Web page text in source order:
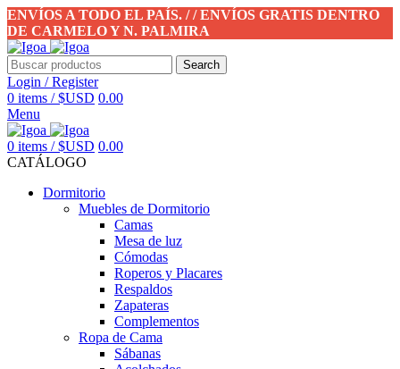
ENVÍOS A TODO EL PAÍS. / / ENVÍOS GRATIS DENTRO
DE CARMELO Y N. PALMIRA
Search
Login / Register
0 items / $USD 0.00
Menu
0 items / $USD 0.00
CATÁLOGO
Dormitorio
Muebles de Dormitorio
Camas
Mesa de luz
Cómodas
Roperos y Placares
Respaldos
Zapateras
Complementos
Ropa de Cama
Sábanas